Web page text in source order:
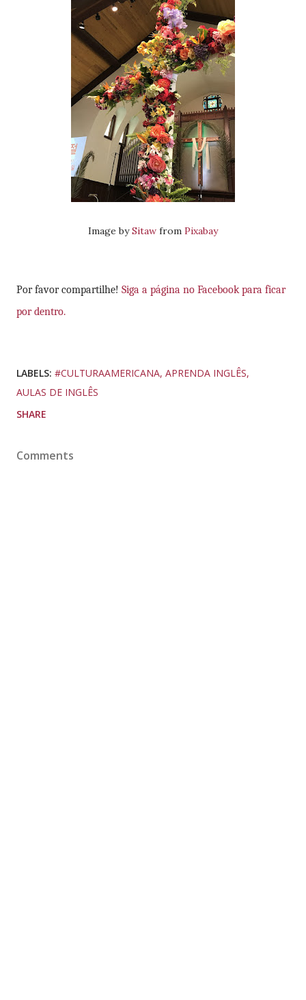
Image bySitaw from Pixabay
Por favor compartilhe! Siga a página no Facebook para ficar
por dentro.
LABELS: #CULTURAAMERICANA APRENDA INGLÊS
AULAS DE INGLÊS
SHARE
Comments